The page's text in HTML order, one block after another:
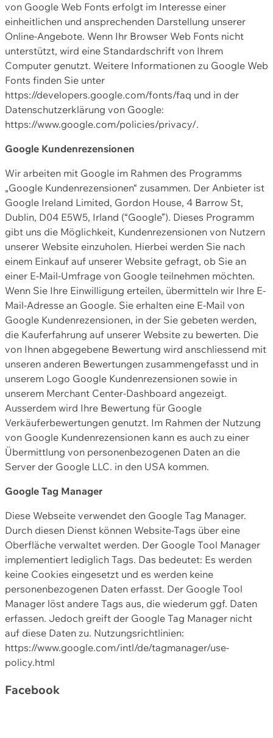
von Google Web Fonts erfolgt im Interesse einer
einheitlichen und ansprechenden Darstellung unserer
Online-Angebote. Wenn Ihr Browser Web Fonts nicht
unterstützt, wird eine Standardschrift von Ihrem
Computer genutzt. Weitere Informationen zu Google Web
Fonts finden Sie unter
https://developers.google.com/fonts/faq und in der
Datenschutzerklärung von Google:
https://www.google.com/policies/privacy/.
Google Kundenrezensionen
Wir arbeiten mit Google im Rahmen des Programms
„Google Kundenrezensionen“ zusammen. Der Anbieter ist
Google Ireland Limited, Gordon House, 4 Barrow St,
Dublin, D04 E5W5, Irland (“Google”). Dieses Programm
gibt uns die Möglichkeit, Kundenrezensionen von Nutzern
unserer Website einzuholen. Hierbei werden Sie nach
einem Einkauf auf unserer Website gefragt, ob Sie an
einer E-Mail-Umfrage von Google teilnehmen möchten.
Wenn Sie Ihre Einwilligung erteilen, übermitteln wir Ihre E-
Mail-Adresse an Google. Sie erhalten eine E-Mail von
Google Kundenrezensionen, in der Sie gebeten werden,
die Kauferfahrung auf unserer Website zu bewerten. Die
von Ihnen abgegebene Bewertung wird anschliessend mit
unseren anderen Bewertungen zusammengefasst und in
unserem Logo Google Kundenrezensionen sowie in
unserem Merchant Center-Dashboard angezeigt.
Ausserdem wird Ihre Bewertung für Google
Verkäuferbewertungen genutzt. Im Rahmen der Nutzung
von Google Kundenrezensionen kann es auch zu einer
Übermittlung von personenbezogenen Daten an die
Server der Google LLC. in den USA kommen.
Google Tag Manager
Diese Webseite verwendet den Google Tag Manager.
Durch diesen Dienst können Website-Tags über eine
Oberfläche verwaltet werden. Der Google Tool Manager
implementiert lediglich Tags. Das bedeutet: Es werden
keine Cookies eingesetzt und es werden keine
personenbezogenen Daten erfasst. Der Google Tool
Manager löst andere Tags aus, die wiederum ggf. Daten
erfassen. Jedoch greift der Google Tag Manager nicht
auf diese Daten zu. Nutzungsrichtlinien:
https://www.google.com/intl/de/tagmanager/use-
policy.html
Facebook